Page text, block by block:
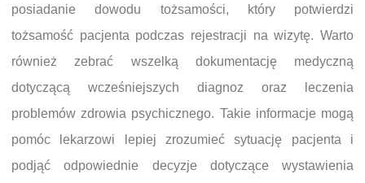
posiadanie dowodu tożsamości, który potwierdzi
tożsamość pacjenta podczas rejestracji na wizytę. Warto
również zebrać wszelką dokumentację medyczną
dotyczącą wcześniejszych diagnoz oraz leczenia
problemów zdrowia psychicznego. Takie informacje mogą
pomóc lekarzowi lepiej zrozumieć sytuację pacjenta i
podjąć odpowiednie decyzje dotyczące wystawienia